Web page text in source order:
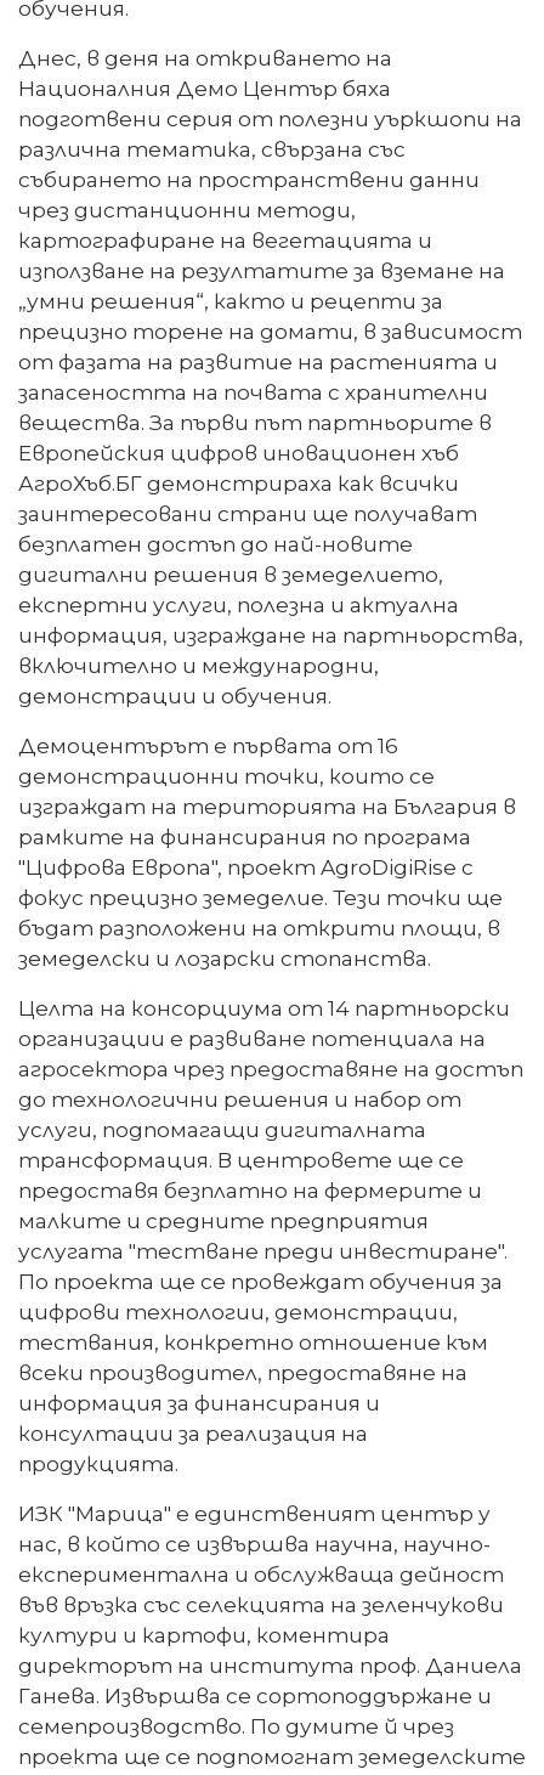
обучения.
Днес, в деня на откриването на
Националния Демо Център бяха
подготвени серия от полезни уъркшопи на
различна тематика, свързана със
събирането на пространствени данни
чрез дистанционни методи,
картографиране на вегетацията и
използване на резултатите за вземане на
„умни решения“, както и рецепти за
прецизно торене на домати, в зависимост
от фазата на развитие на растенията и
запасеността на почвата с хранителни
вещества. За първи път партньорите в
Европейския цифров иновационен хъб
АгроХъб.БГ демонстрираха как всички
заинтересовани страни ще получават
безплатен достъп до най-новите
дигитални решения в земеделието,
експертни услуги, полезна и актуална
информация, изграждане на партньорства,
включително и международни,
демонстрации и обучения.
Демоцентърът е първата от 16
демонстрационни точки, които се
изграждат на територията на България в
рамките на финансирания по програма
"Цифрова Европа", проект AgroDigiRisе с
фокус прецизно земеделие. Тези точки ще
бъдат разположени на открити площи, в
земеделски и лозарски стопанства.
Целта на консорциума от 14 партньорски
организации е развиване потенциала на
агросектора чрез предоставяне на достъп
до технологични решения и набор от
услуги, подпомагащи дигиталната
трансформация. В центровете ще се
предоставя безплатно на фермерите и
малките и средните предприятия
услугата "тестване преди инвестиране".
По проекта ще се провеждат обучения за
цифрови технологии, демонстрации,
тествания, конкретно отношение към
всеки производител, предоставяне на
информация за финансирания и
консултации за реализация на
продукцията.
ИЗК "Марица" е единственият център у
нас, в който се извършва научна, научно-
експериментална и обслужваща дейност
във връзка със селекцията на зеленчукови
култури и картофи, коментира
директорът на института проф. Даниела
Ганева. Извършва се сортоподдържане и
семепроизводство. По думите й чрез
проекта ще се подпомогнат земеделските